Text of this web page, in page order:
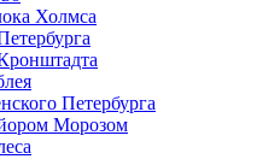
Холмса
Петербурга
Морозом